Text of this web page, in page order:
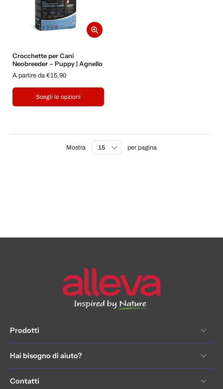
Crocchette per Cani
Neobreeder – Puppy | Agnello
A partire da €15,90
Scegli le opzioni
Mostra per pagina
Prodotti
Hai bisogno di aiuto?
Contatti